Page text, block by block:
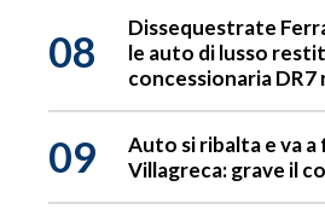
08
Dissequestrate
le auto di lusso
concessionaria DR7
09
Auto si ribalta e va a
Villagreca: grave il